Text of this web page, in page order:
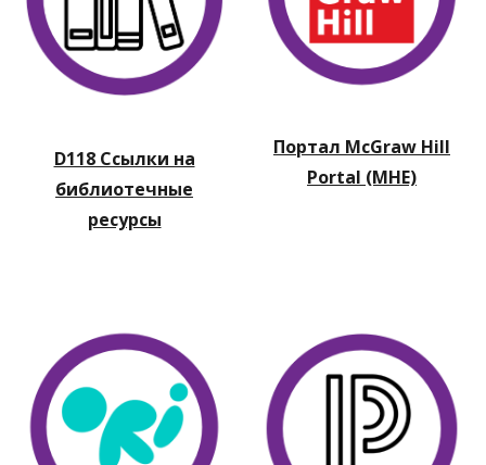
D118 Ссылки на
библиотечные
ресурсы
Портал McGraw Hill
Portal (MHE)